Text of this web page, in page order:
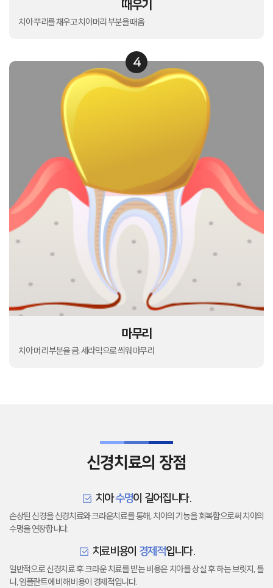
때우기
치아 뿌리를 채우고 치아머리 부분을 때움
4
마무리
치아 머리 부분을 금, 세라믹으로 씌워 마무리
신경치료의 장점
치아수명이 길어집니다.
손상된 신경을 신경치료와 크라운치료를 통해, 치아의 기능을 회복함으로써 치아의
수명을 연장합니다.
치료비용이 경제적입니다.
일반적으로 신경치료 후 크라운 치료를 받는 비용은 치아를 상실 후 하는 브릿지, 틀
니, 임플란트에 비해 비용이 경제적입니다.